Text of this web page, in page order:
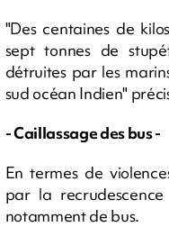
"Des centaines de
sept tonnes de
détruites par les
sud océan Indien"
- Caillassage des bus -
En termes de
par la recrudescence
notamment de bus.